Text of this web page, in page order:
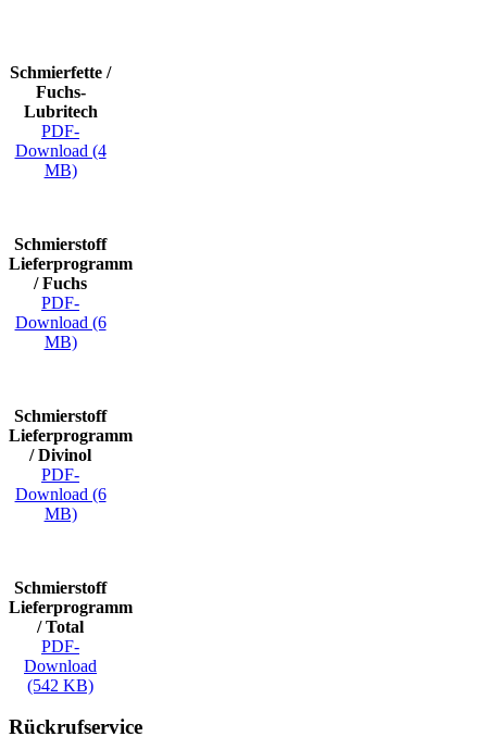
Schmierfette /
Fuchs-
Lubritech
PDF-
Download (4
MB)
Schmierstoff
Lieferprogramm
/ Fuchs
PDF-
Download (6
MB)
Schmierstoff
Lieferprogramm
/ Divinol
PDF-
Download (6
MB)
Schmierstoff
Lieferprogramm
/ Total
PDF-
Download
(542 KB)
Rückrufservice